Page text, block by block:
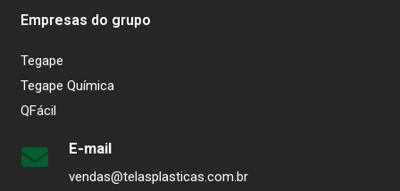
Empresas do grupo
Tegape
Tegape Química
QFácil
E-mail
vendas@telasplasticas.com.br